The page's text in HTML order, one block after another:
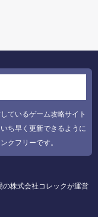
ているゲーム攻略サイト
ち早く更新できるように
クフリーです。
の株式会社コレックが運営